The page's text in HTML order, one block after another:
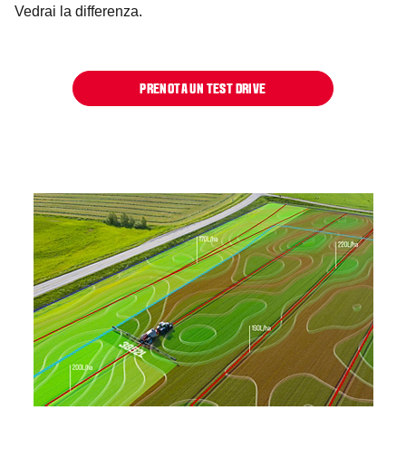
Vedrai la differenza.
PRENOTA UN TEST DRIVE